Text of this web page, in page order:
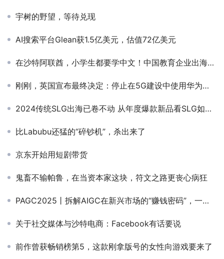
宇树的野望，等待兑现
AI搜索平台Glean获1.5亿美元，估值72亿美元
在沙特阿联酋，小学生都要学中文！中国教育企业出海中东正盛
刚刚，英国宣布最终决定：停止在5G建设中使用华为设备
2024传统SLG出海已卷不动 从年度爆款新品看SLG如何致富
比Labubu还猛的“碎钞机”，杀出来了
京东开始用短剧带货
鬼畜不输帕鲁，在当资本家这块，符文之路更丧心病狂
PAGC2025丨拆解AIGC在新兴市场的“赚钱密码”，一起来听听大咖们怎么说！
关于社交媒体与沙特电商：Facebook有话要说
前作曾获畅销榜第5，这款刚拿版号的女性向游戏要来了